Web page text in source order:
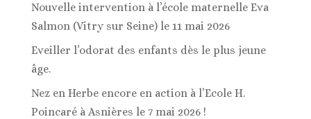
Nouvelle intervention à l’école maternelle Eva
Salmon (Vitry sur Seine) le 11 mai 2026
Eveiller l’odorat des enfants dès le plus jeune
âge.
Nez en Herbe encore en action à l’Ecole H.
Poincaré à Asnières le 7 mai 2026 !